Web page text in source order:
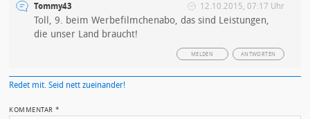
Tommy43 12.10.2015, 07:17 Uhr
Toll, 9. beim Werbefilmchenabo, das sind Leistungen,
die unser Land braucht!
ANTWORTEN
MELDEN
Redet mit. Seid nett zueinander!
KOMMENTAR*